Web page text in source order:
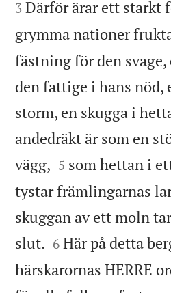
3 Därför ärar ett starkt
grymma nationer
fästning för den
den fattige i hans
storm, en skugga i
andedräkt är som en
vägg, 

5 som hettan i
tystar främlingarnas
skuggan av ett moln
slut. 

6 Här på detta
härskarornas HERRE